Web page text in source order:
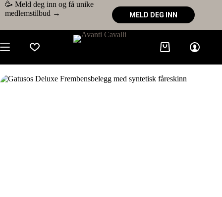
🥳 Meld deg inn og få unike
medlemstilbud →
MELD DEG INN